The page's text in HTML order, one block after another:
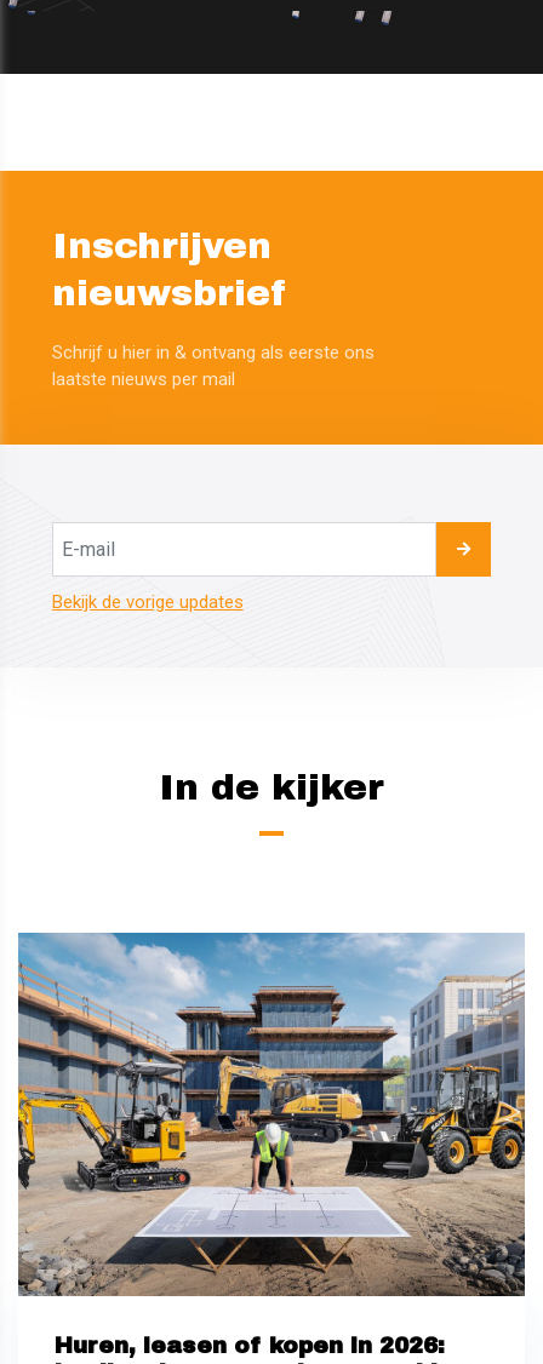
Inschrijven
nieuwsbrief
Schrijf u hier in & ontvang als eerste ons
​​​​​​​laatste nieuws per mail
Bekijk de vorige updates
In de kijker
Huren, leasen of kopen in 2026: